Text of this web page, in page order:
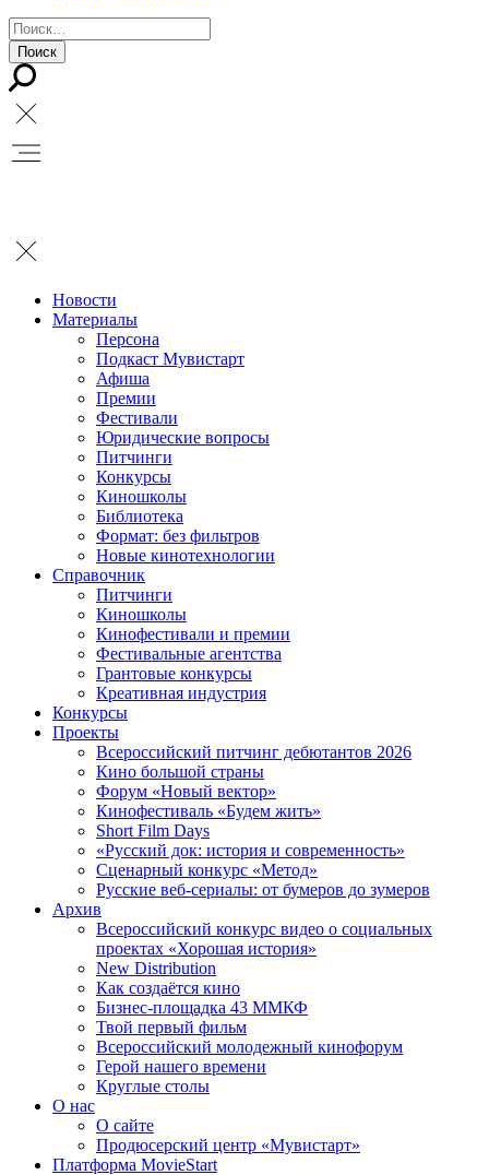
Новости
Материалы
Персона
Подкаст Мувистарт
Афиша
Премии
Фестивали
Юридические вопросы
Питчинги
Конкурсы
Киношколы
Библиотека
Формат: без фильтров
Новые кинотехнологии
Справочник
Питчинги
Киношколы
Кинофестивали и премии
Фестивальные агентства
Грантовые конкурсы
Креативная индустрия
Конкурсы
Проекты
Всероссийский питчинг дебютантов 2026
Кино большой страны
Форум «Новый вектор»
Кинофестиваль «Будем жить»
Short Film Days
«Русский док: история и современность»
Сценарный конкурс «Метод»
Русские веб-сериалы: от бумеров до зумеров
Архив
Всероссийский конкурс видео о социальных
проектах «Хорошая история»
New Distribution
Как создаётся кино
Бизнес-площадка 43 ММКФ
Твой первый фильм
Всероссийский молодежный кинофорум
Герой нашего времени
Круглые столы
О нас
О сайте
Продюсерский центр «Мувистарт»
Платформа MovieStart